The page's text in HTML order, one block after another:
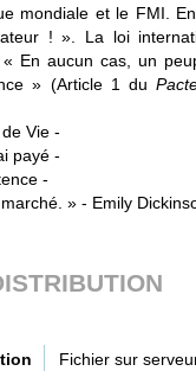
mondiale et le FMI.
! ». La loi
En aucun cas, un
» (Article 1 du
Vie -
payé -
-
» - Emily
Fichier sur